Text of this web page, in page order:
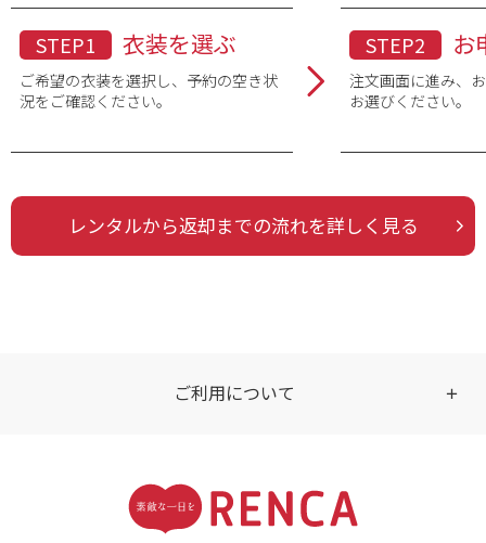
STEP1 衣装を選ぶ
ご希望の衣装を選択し、予約の空き状
況をご確認ください。
STEP2 お
注文画面に進み、
お選びください。
レンタルから返却までの流れを詳しく見る
ご利用について
【ご注文（インターネット）】
24時間年中無休